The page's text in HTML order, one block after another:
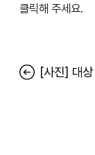
클릭해 주세요.